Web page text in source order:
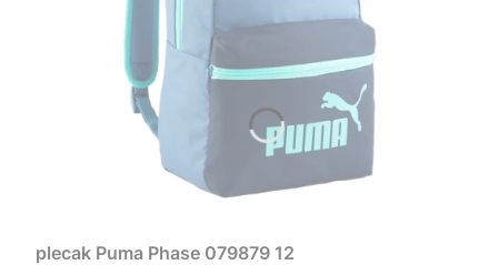
plecak Puma Phase 079879 12